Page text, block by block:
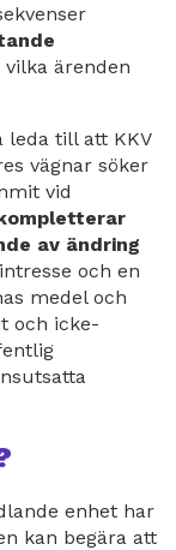
ärenden
leda till att KKV
vägnar söker
vid
av ändring
och en
medel och
och icke-
enhet har
kan begära att